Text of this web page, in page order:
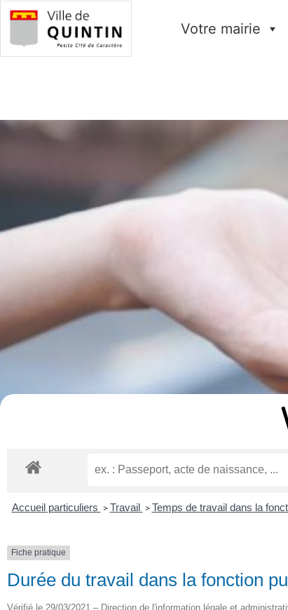
Votre mairie
Accueil particuliers > Travail > Temps de travail dans la
Fiche pratique
Durée du travail dans la fonction
Vérifié le 29/03/2021 – Direction de l'information légale et